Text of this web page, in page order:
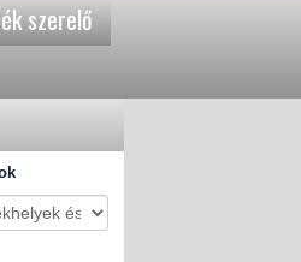
szerelő